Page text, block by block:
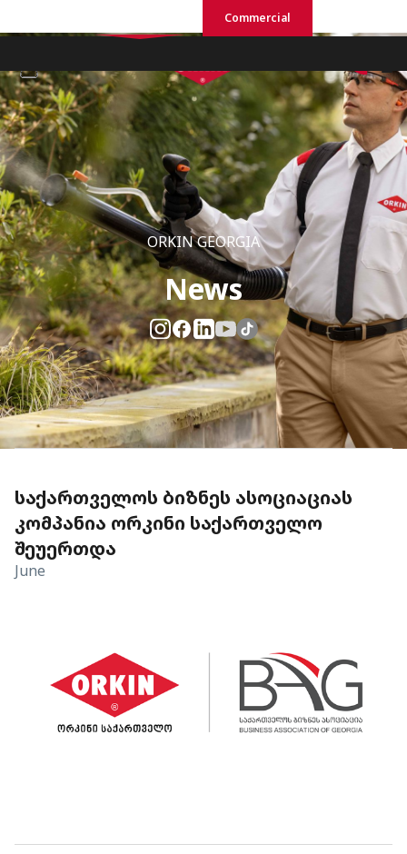
Commercial
ORKIN GEORGIA
News
ᲡᲐᲥᲐᲠᲗᲕᲔᲚᲝᲡ ᲑᲘᲖᲜᲔᲡ ᲐᲡᲝᲪᲘᲐᲪᲘᲐᲡ
ᲙᲝᲛᲞᲐᲜᲘᲐ ᲝᲠᲙᲘᲜᲘ ᲡᲐᲥᲐᲠᲗᲕᲔᲚᲝ
ᲨᲔᲣᲔᲠᲗᲓᲐ
June